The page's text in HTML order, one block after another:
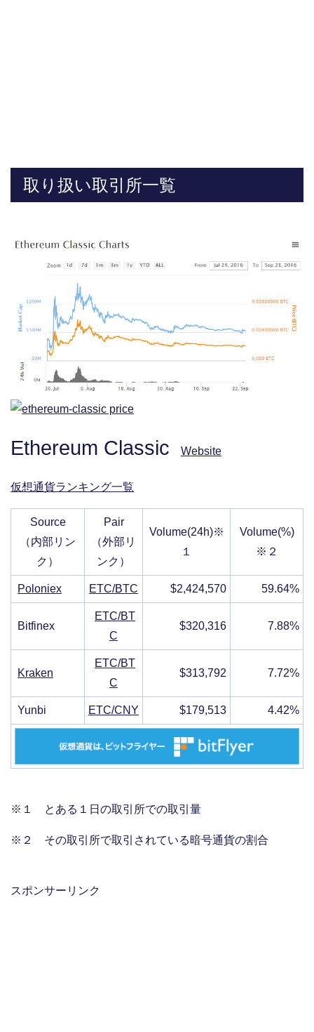
取り扱い取引所一覧
Ethereum Classic Website
仮想通貨ランキング一覧
Source
（内部リン
ク）
Pair
（外部リ
ンク）
Volume(24h)※
１
Volume(%)
※２
Poloniex ETC/BTC $2,424,570 59.64%
Bitfinex
ETC/BT
C
$320,316 7.88%
Kraken
ETC/BT
C
$313,792 7.72%
Yunbi ETC/CNY $179,513 4.42%
※１ とある１日の取引所での取引量
※２ その取引所で取引されている暗号通貨の割合
スポンサーリンク